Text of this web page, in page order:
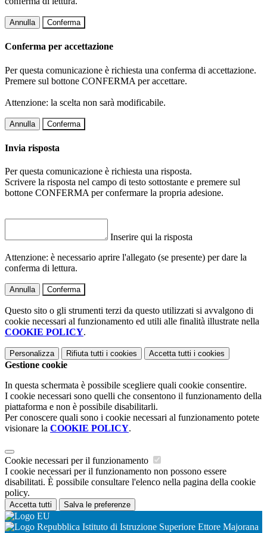
Annulla Conferma
Conferma per accettazione
Per questa comunicazione è richiesta una conferma di accettazione.
Premere sul bottone CONFERMA per accettare.
Attenzione: la scelta non sarà modificabile.
Annulla Conferma
Invia risposta
Per questa comunicazione è richiesta una risposta.
Scrivere la risposta nel campo di testo sottostante e premere sul
bottone CONFERMA per confermare la propria adesione.
Inserire qui la risposta
Attenzione: è necessario aprire l'allegato (se presente) per dare la
conferma di lettura.
Annulla Conferma
Questo sito o gli strumenti terzi da questo utilizzati si avvalgono di
cookie necessari al funzionamento ed utili alle finalità illustrate nella
COOKIE POLICY.
Personalizza Rifiuta tutti i cookies Accetta tutti i cookies
Gestione cookie
In questa schermata è possibile scegliere quali cookie consentire.
I cookie necessari sono quelli che consentono il funzionamento della
piattaforma e non è possibile disabilitarli.
Per conoscere quali sono i cookie necessari al funzionamento potete
visionare la COOKIE POLICY.
Cookie necessari per il funzionamento
I cookie necessari per il funzionamento non possono essere
disabilitati. È possibile consultare l'elenco nella pagina della cookie
policy.
Accetta tutti Salva le preferenze
Istituto di Istruzione Superiore Ettore Majorana